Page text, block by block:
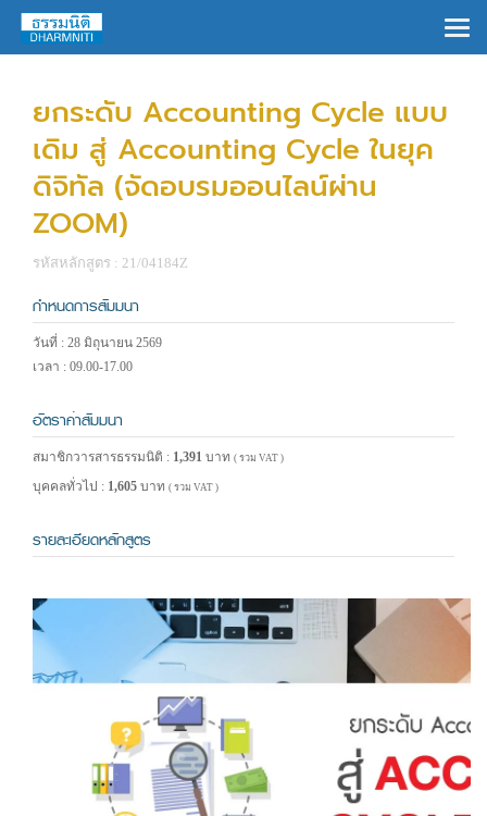
ยกระดับ Accounting Cycle แบบ
เดิม สู่ Accounting Cycle ในยุค
ดิจิทัล (จัดอบรมออนไลน์ผ่าน
ZOOM)
รหัสหลักสูตร : 21/04184Z
กำหนดการสัมมนา
วันที่ : 28 มิถุนายน 2569
เวลา : 09.00-17.00
อัตราค่าสัมมนา
สมาชิกวารสารธรรมนิติ : 1,391 บาท ( รวม VAT )
บุคคลทั่วไป : 1,605 บาท ( รวม VAT )
รายละเอียดหลักสูตร
×